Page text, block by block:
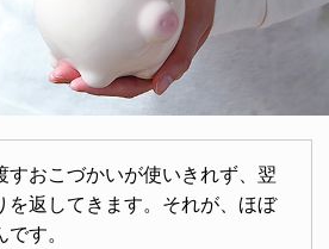
すおこづかいが使いきれず、翌
を返してきます。それが、ほぼ
す。